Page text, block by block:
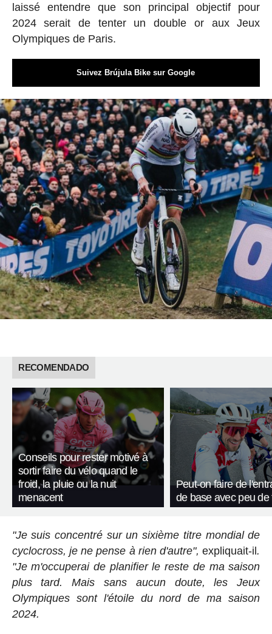
laissé entendre que son principal objectif pour
2024 serait de tenter un double or aux Jeux
Olympiques de Paris.
Suivez Brújula Bike sur Google
RECOMENDADO
Conseils pour rester motivé à
sortir faire du vélo quand le
froid, la pluie ou la nuit
menacent
Peut-on faire de
de base avec peu de
"Je suis concentré sur un sixième titre mondial de
cyclocross, je ne pense à rien d'autre", expliquait-il.
"Je m'occuperai de planifier le reste de ma saison
plus tard. Mais sans aucun doute, les Jeux
Olympiques sont l'étoile du nord de ma saison
2024.